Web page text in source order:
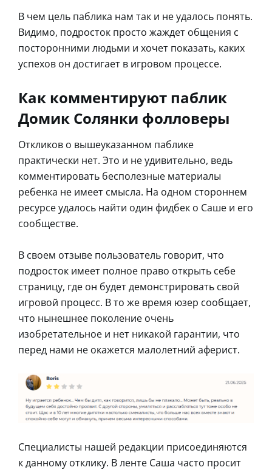
В чем цель паблика нам так и не удалось понять.
Видимо, подросток просто жаждет общения с
посторонними людьми и хочет показать, каких
успехов он достигает в игровом процессе.
Как комментируют паблик
Домик Солянки фолловеры
Откликов о вышеуказанном паблике
практически нет. Это и не удивительно, ведь
комментировать бесполезные материалы
ребенка не имеет смысла. На одном стороннем
ресурсе удалось найти один фидбек о Саше и его
сообществе.
В своем отзыве пользователь говорит, что
подросток имеет полное право открыть себе
страницу, где он будет демонстрировать свой
игровой процесс. В то же время юзер сообщает,
что нынешнее поколение очень
изобретательное и нет никакой гарантии, что
перед нами не окажется малолетний аферист.
Специалисты нашей редакции присоединяются
к данному отклику. В ленте Саша часто просит